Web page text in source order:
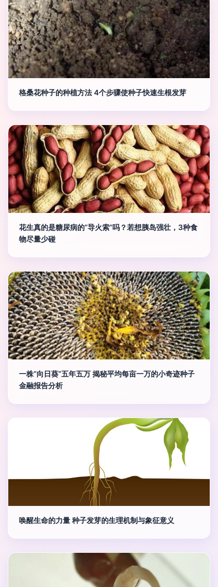
格桑花种子的种植方法 4个步骤使种子快速生根发芽
花生真的是糖尿病的“导火索”吗？若想胰岛强壮，3种食
物尽量少碰
一株“向日葵”五年五万 揭秘平均每亩一万的小奇迹种子
金融报告分析
唤醒生命的力量 种子发芽的生理机制与象征意义